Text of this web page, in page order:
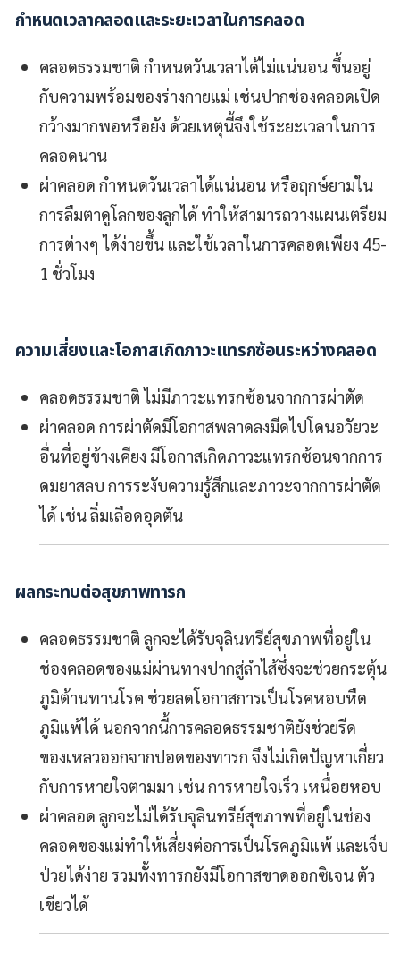
กำหนดเวลาคลอดและระยะเวลาในการคลอด
คลอดธรรมชาติ กำหนดวันเวลาได้ไม่แน่นอน ขึ้นอยู่
กับความพร้อมของร่างกายแม่ เช่นปากช่องคลอดเปิด
กว้างมากพอหรือยัง ด้วยเหตุนี้จึงใช้ระยะเวลาในการ
คลอดนาน
ผ่าคลอด กำหนดวันเวลาได้แน่นอน หรือฤกษ์ยามใน
การลืมตาดูโลกของลูกได้ ทำให้สามารถวางแผนเตรียม
การต่างๆ ได้ง่ายขึ้น และใช้เวลาในการคลอดเพียง 45-
1 ชั่วโมง
ความเสี่ยงและโอกาสเกิดภาวะแทรกซ้อนระหว่างคลอด
คลอดธรรมชาติไม่มีภาวะแทรกซ้อนจากการผ่าตัด
ผ่าคลอด การผ่าตัดมีโอกาสพลาดลงมีดไปโดนอวัยวะ
อื่นที่อยู่ข้างเคียง มีโอกาสเกิดภาวะแทรกซ้อนจากการ
ดมยาสลบ การระงับความรู้สึกและภาวะจากการผ่าตัด
ได้ เช่น ลิ่มเลือดอุดตัน
ผลกระทบต่อสุขภาพทารก
คลอดธรรมชาติ ลูกจะได้รับจุลินทรีย์สุขภาพที่อยู่ใน
ช่องคลอดของแม่ผ่านทางปากสู่ลำไส้ซึ่งจะช่วยกระตุ้น
ภูมิต้านทานโรค ช่วยลดโอกาสการเป็นโรคหอบหืด
ภูมิแพ้ได้ นอกจากนี้การคลอดธรรมชาติยังช่วยรีด
ของเหลวออกจากปอดของทารก จึงไม่เกิดปัญหาเกี่ยว
กับการหายใจตามมา เช่น การหายใจเร็ว เหนื่อยหอบ
ผ่าคลอด ลูกจะไม่ได้รับจุลินทรีย์สุขภาพที่อยู่ในช่อง
คลอดของแม่ทำให้เสี่ยงต่อการเป็นโรคภูมิแพ้ และเจ็บ
ป่วยได้ง่าย รวมทั้งทารกยังมีโอกาสขาดออกซิเจน ตัว
เขียวได้